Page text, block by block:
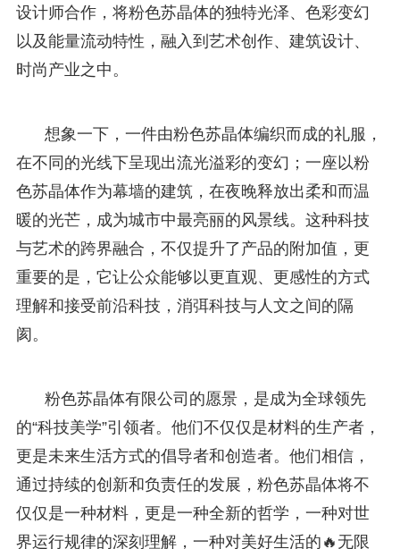
设计师合作，将粉色苏晶体的独特光泽、色彩变幻
以及能量流动特性，融入到艺术创作、建筑设计、
时尚产业之中。
想象一下，一件由粉色苏晶体编织而成的礼服，
在不同的光线下呈现出流光溢彩的变幻；一座以粉
色苏晶体作为幕墙的建筑，在夜晚释放出柔和而温
暖的光芒，成为城市中最亮丽的风景线。这种科技
与艺术的跨界融合，不仅提升了产品的附加值，更
重要的是，它让公众能够以更直观、更感性的方式
理解和接受前沿科技，消弭科技与人文之间的隔
阂。
粉色苏晶体有限公司的愿景，是成为全球领先
的“科技美学”引领者。他们不仅仅是材料的生产者，
更是未来生活方式的倡导者和创造者。他们相信，
通过持续的创新和负责任的发展，粉色苏晶体将不
仅仅是一种材料，更是一种全新的哲学，一种对世
界运行规律的深刻理解，一种对美好生活的🔥无限